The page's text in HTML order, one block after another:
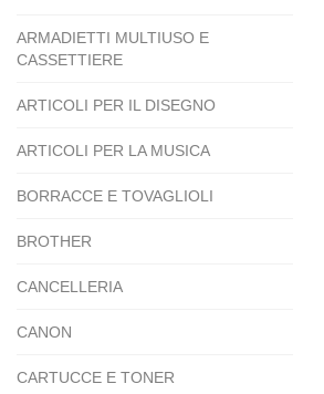
ARMADIETTI MULTIUSO E
CASSETTIERE
ARTICOLI PER IL DISEGNO
ARTICOLI PER LA MUSICA
BORRACCE E TOVAGLIOLI
BROTHER
CANCELLERIA
CANON
CARTUCCE E TONER